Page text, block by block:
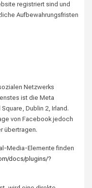
registriert sind und
Aufbewahrungsfristen
Netzwerks
ist die Meta
Dublin 2, Irland.
von Facebook jedoch
übertragen.
Media-Elemente finden
docs/plugins/?